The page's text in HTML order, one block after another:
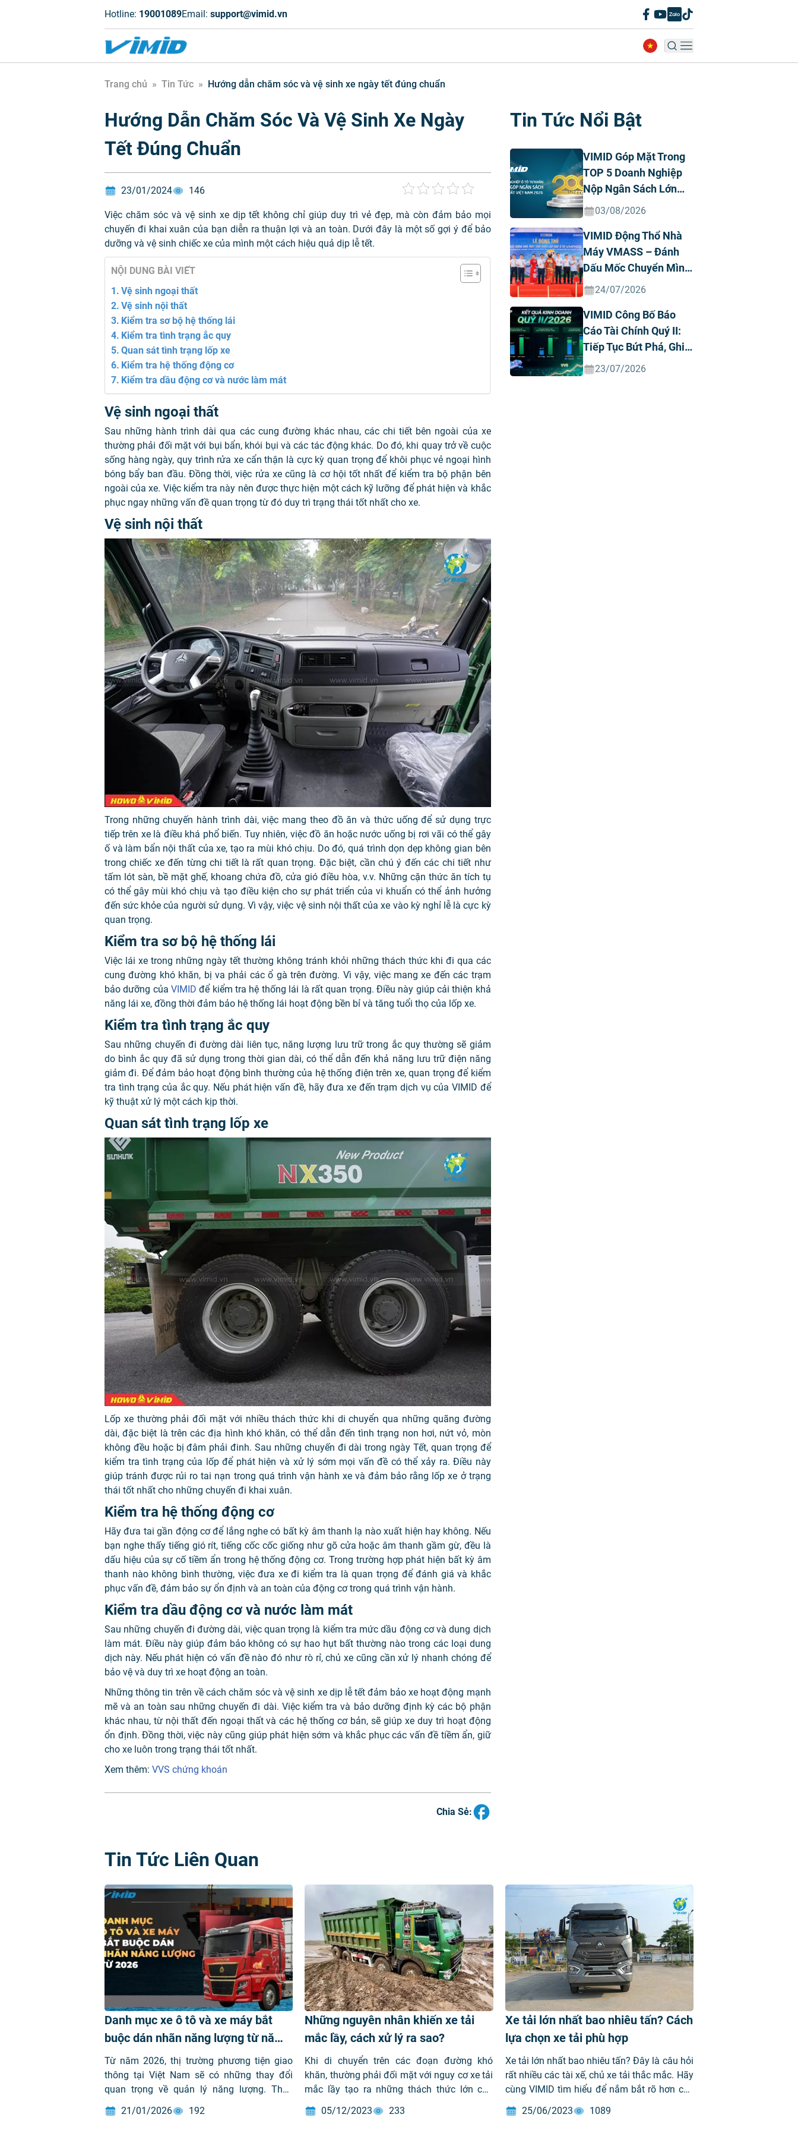
Hotline: 19001089Email: support@vimid.vn
Trang chủ » Tin Tức » Hướng dẫn chăm sóc và vệ sinh xe ngày tết đúng chuẩn
Hướng Dẫn Chăm Sóc Và Vệ Sinh Xe Ngày
Tết Đúng Chuẩn
23/01/2024 146
Việc chăm sóc và vệ sinh xe dịp tết không chỉ giúp duy trì vẻ đẹp, mà còn đảm bảo mọi
chuyến đi khai xuân của bạn diễn ra thuận lợi và an toàn. Dưới đây là một số gợi ý để bảo
dưỡng và vệ sinh chiếc xe của mình một cách hiệu quả dịp lễ tết.
NỘI DUNG BÀI VIẾT
Vệ sinh ngoại thất
Vệ sinh nội thất
Kiểm tra sơ bộ hệ thống lái
Kiểm tra tình trạng ắc quy
Quan sát tình trạng lốp xe
Kiểm tra hệ thống động cơ
Kiểm tra dầu động cơ và nước làm mát
Vệ sinh ngoại thất
Sau những hành trình dài qua các cung đường khác nhau, các chi tiết bên ngoài của xe
thường phải đối mặt với bụi bẩn, khói bụi và các tác động khác. Do đó, khi quay trở về cuộc
sống hàng ngày, quy trình rửa xe cẩn thận là cực kỳ quan trọng để khôi phục vẻ ngoại hình
bóng bẩy ban đầu. Đồng thời, việc rửa xe cũng là cơ hội tốt nhất để kiểm tra bộ phận bên
ngoài của xe. Việc kiểm tra này nên được thực hiện một cách kỹ lưỡng để phát hiện và khắc
phục ngay những vấn đề quan trọng từ đó duy trì trạng thái tốt nhất cho xe.
Vệ sinh nội thất
Trong những chuyến hành trình dài, việc mang theo đồ ăn và thức uống để sử dụng trực
tiếp trên xe là điều khá phổ biến. Tuy nhiên, việc đồ ăn hoặc nước uống bị rơi vãi có thể gây
ố và làm bẩn nội thất của xe, tạo ra mùi khó chịu. Do đó, quá trình dọn dẹp không gian bên
trong chiếc xe đến từng chi tiết là rất quan trọng. Đặc biệt, cần chú ý đến các chi tiết như
tấm lót sàn, bề mặt ghế, khoang chứa đồ, cửa gió điều hòa, v.v. Những cặn thức ăn tích tụ
có thể gây mùi khó chịu và tạo điều kiện cho sự phát triển của vi khuẩn có thể ảnh hưởng
đến sức khỏe của người sử dụng. Vì vậy, việc vệ sinh nội thất của xe vào kỳ nghỉ lễ là cực kỳ
quan trọng.
Kiểm tra sơ bộ hệ thống lái
Việc lái xe trong những ngày tết thường không tránh khỏi những thách thức khi đi qua các
cung đường khó khăn, bị va phải các ổ gà trên đường. Vì vậy, việc mang xe đến các trạm
bảo dưỡng củaVIMID để kiểm tra hệ thống lái là rất quan trọng. Điều này giúp cải thiện khả
năng lái xe, đồng thời đảm bảo hệ thống lái hoạt động bền bỉ và tăng tuổi thọ của lốp xe.
Kiểm tra tình trạng ắc quy
Sau những chuyến đi đường dài liên tục, năng lượng lưu trữ trong ắc quy thường sẽ giảm
do bình ắc quy đã sử dụng trong thời gian dài, có thể dẫn đến khả năng lưu trữ điện năng
giảm đi. Để đảm bảo hoạt động bình thường của hệ thống điện trên xe, quan trọng để kiểm
tra tình trạng của ắc quy. Nếu phát hiện vấn đề, hãy đưa xe đến trạm dịch vụ của VIMID để
kỹ thuật xử lý một cách kịp thời.
Quan sát tình trạng lốp xe
Lốp xe thường phải đối mặt với nhiều thách thức khi di chuyển qua những quãng đường
dài, đặc biệt là trên các địa hình khó khăn, có thể dẫn đến tình trạng non hơi, nứt vỏ, mòn
không đều hoặc bị đâm phải đinh. Sau những chuyến đi dài trong ngày Tết, quan trọng để
kiểm tra tình trạng của lốp để phát hiện và xử lý sớm mọi vấn đề có thể xảy ra. Điều này
giúp tránh được rủi ro tai nạn trong quá trình vận hành xe và đảm bảo rằng lốp xe ở trạng
thái tốt nhất cho những chuyến đi khai xuân.
Kiểm tra hệ thống động cơ
Hãy đưa tai gần động cơ để lắng nghe có bất kỳ âm thanh lạ nào xuất hiện hay không. Nếu
bạn nghe thấy tiếng gió rít, tiếng cốc cốc giống như gõ cửa hoặc âm thanh gầm gừ, đều là
dấu hiệu của sự cố tiềm ẩn trong hệ thống động cơ. Trong trường hợp phát hiện bất kỳ âm
thanh nào không bình thường, việc đưa xe đi kiểm tra là quan trọng để đánh giá và khắc
phục vấn đề, đảm bảo sự ổn định và an toàn của động cơ trong quá trình vận hành.
Kiểm tra dầu động cơ và nước làm mát
Sau những chuyến đi đường dài, việc quan trọng là kiểm tra mức dầu động cơ và dung dịch
làm mát. Điều này giúp đảm bảo không có sự hao hụt bất thường nào trong các loại dung
dịch này. Nếu phát hiện có vấn đề nào đó như rò rỉ, chủ xe cũng cần xử lý nhanh chóng để
bảo vệ và duy trì xe hoạt động an toàn.
Những thông tin trên về cách chăm sóc và vệ sinh xe dịp lễ tết đảm bảo xe hoạt động mạnh
mẽ và an toàn sau những chuyến đi dài. Việc kiểm tra và bảo dưỡng định kỳ các bộ phận
khác nhau, từ nội thất đến ngoại thất và các hệ thống cơ bản, sẽ giúp xe duy trì hoạt động
ổn định. Đồng thời, việc này cũng giúp phát hiện sớm và khắc phục các vấn đề tiềm ẩn, giữ
cho xe luôn trong trạng thái tốt nhất.
Xem thêm: VVS chứng khoán
Chia Sẻ:
Tin Tức Nổi Bật
VIMID Góp Mặt Trong
TOP 5 Doanh Nghiệp
Nộp Ngân Sách Lớn
Nhất Việt Nam Năm
Nhân
03/08/2026
VIMID Động Thổ Nhà
Máy VMASS – Đánh
Dấu Mốc Chuyển Mình
Chiến Lược
24/07/2026
VIMID Công Bố Báo
Cáo Tài Chính Quý II:
Tiếp Tục Bứt Phá, Ghi
Nhận Doanh Thu Và
23/07/2026
Tin Tức Liên Quan
Danh mục xe ô tô và xe máy bắt
buộc dán nhãn năng lượng từ năm
2026 theo Thông tư 69/2025/TT-
BXD
Từ năm 2026, thị trường phương tiện giao
thông tại Việt Nam sẽ có những thay đổi
quan trọng về quản lý năng lượng. Theo
Thông tư 69/2025/TT-BXD do Bộ Xây dựng
ban hành, danh mục các loại xe ô tô và xe
21/01/2026 192
Những nguyên nhân khiến xe tải
mắc lầy, cách xử lý ra sao?
Khi di chuyển trên các đoạn đường khó
khăn, thường phải đối mặt với nguy cơ xe tải
mắc lầy tạo ra những thách thức lớn cho
người lái. Bài viết này VIMID sẽ đưa ra cái
nhìn chi tiết về nguyên nhân gây ra tình
05/12/2023 233
Xe tải lớn nhất bao nhiêu tấn? Cách
lựa chọn xe tải phù hợp
Xe tải lớn nhất bao nhiêu tấn? Đây là câu hỏi
rất nhiều các tài xế, chủ xe tải thắc mắc. Hãy
cùng VIMID tìm hiểu để nắm bắt rõ hơn các
thông số này để chọn được cho mình một
chiếc xe phù hợp nhất nhé!
25/06/2023 1089